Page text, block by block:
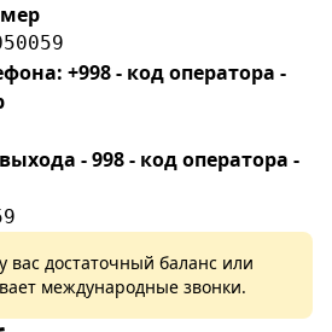
+998 - код оператора -
- 998 - код оператора -
вас достаточный баланс или
международные звонки.